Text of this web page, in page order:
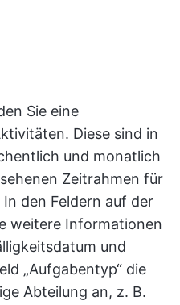
Sie eine
Diese sind in
und monatlich
Zeitrahmen für
den Feldern auf der
weitere Informationen
und
„Aufgabentyp“ die
Abteilung an, z. B.